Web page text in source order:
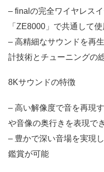
– finalの完全ワイヤレス
「ZE8000」で共通して
– 高精細なサウンドを再
計技術とチューニングの
8Kサウンドの特徴
– 高い解像度で音を再現
や音像の奥行きを表現で
– 豊かで深い音場を実現
鑑賞が可能